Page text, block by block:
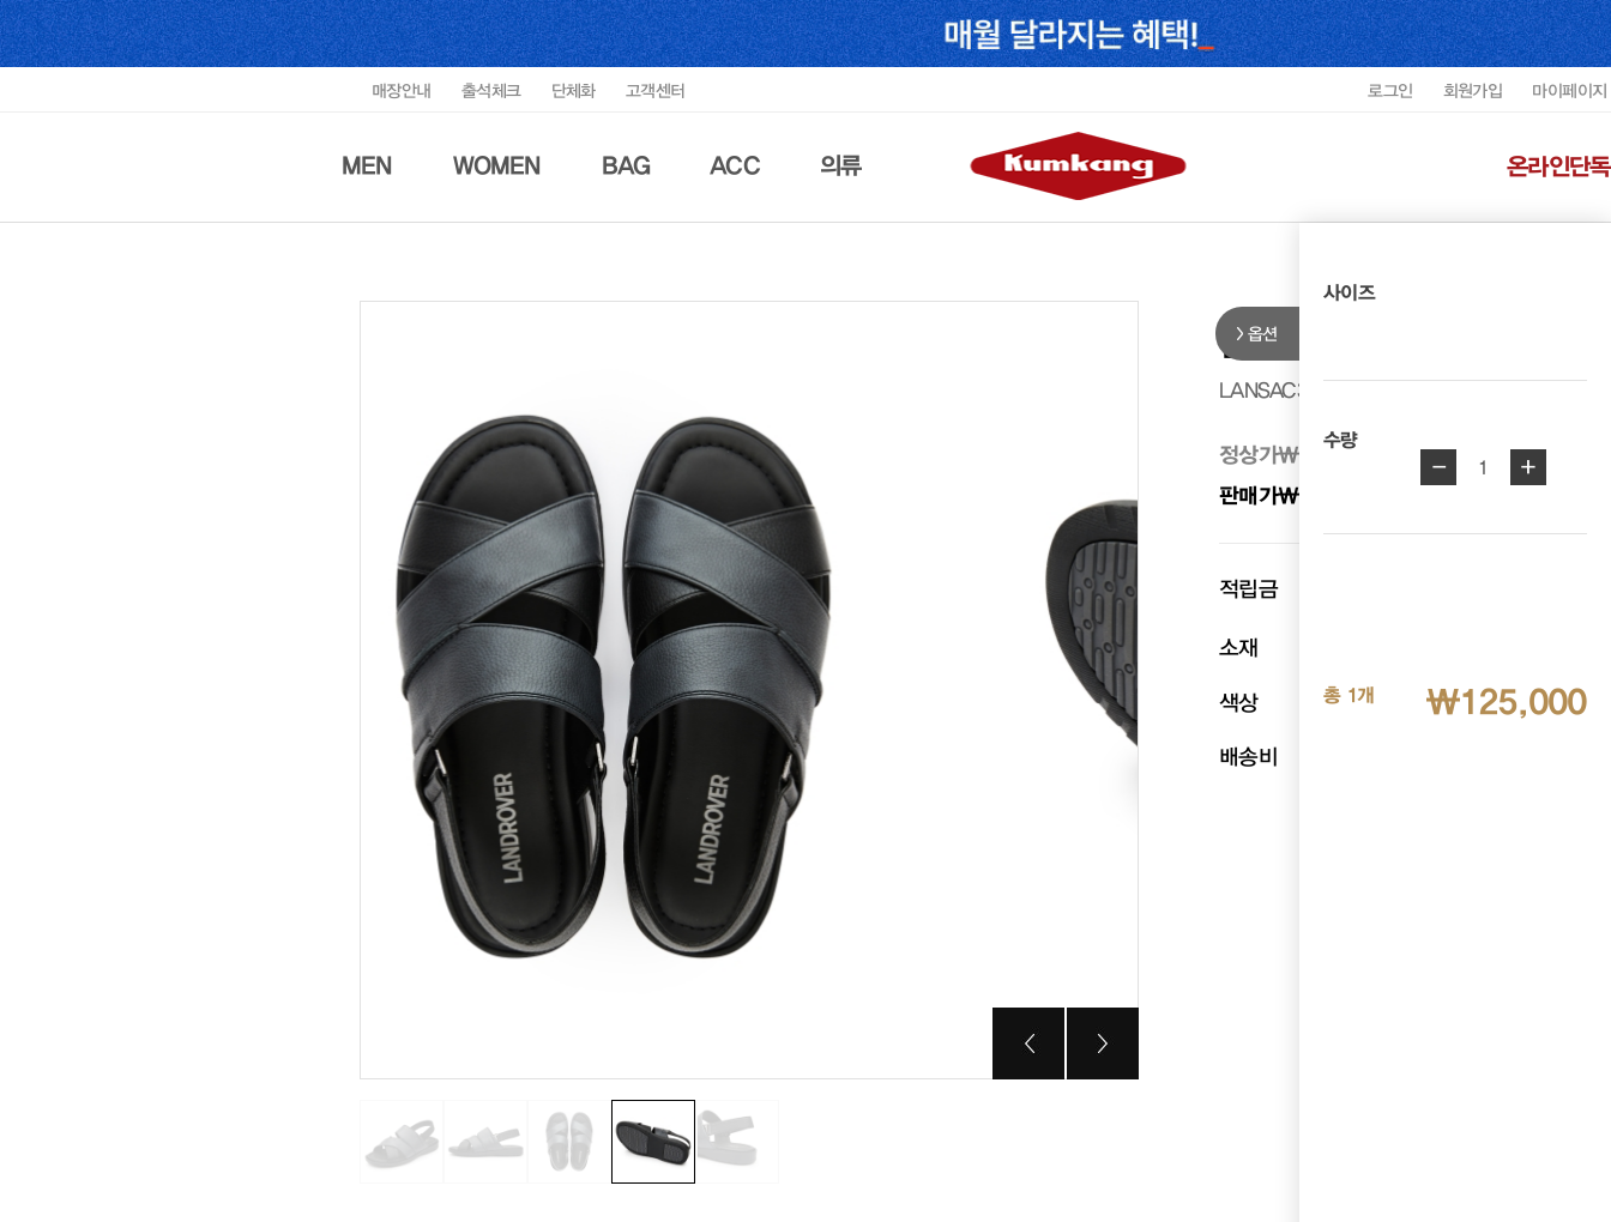
매장안내 출석체크 단체화 고객센터 로그인 회원가입 마이페이지
MEN WOMEN BAG ACC 의류 온라인단독
옵션
사이즈
수량
- 1 +
총 1개 ₩125,000
랜드로바 남성 사선 샌들
LANSAC3503MF2
정상가₩ 250,000
판매가₩ 125,000
적립금
소재
색상 네이비
배송비